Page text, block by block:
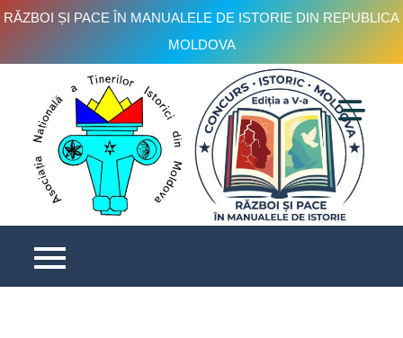
RĂZBOI ȘI PACE ÎN MANUALELE DE ISTORIE DIN REPUBLICA
MOLDOVA